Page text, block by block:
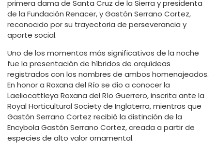
primera dama de Santa Cruz de la Sierra y presidenta
de la Fundación Renacer, y Gastón Serrano Cortez,
reconocido por su trayectoria de perseverancia y
aporte social.
Uno de los momentos más significativos de la noche
fue la presentación de híbridos de orquídeas
registrados con los nombres de ambos homenajeados.
En honor a Roxana del Río se dio a conocer la
Laeliocattleya Roxana del Río Guerrero, inscrita ante la
Royal Horticultural Society de Inglaterra, mientras que
Gastón Serrano Cortez recibió la distinción de la
Encybola Gastón Serrano Cortez, creada a partir de
especies de alto valor ornamental.